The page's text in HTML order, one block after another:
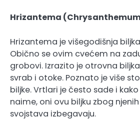
Hrizantema
Hrizantema je višegodišnja
Obično se ovim cvećem na
grobovi. Izrazito je otrovna
svrab i otoke. Poznato je više
biljke. Vrtlari je često sade i
naime, oni ovu biljku zbog
svojstava izbegavaju.